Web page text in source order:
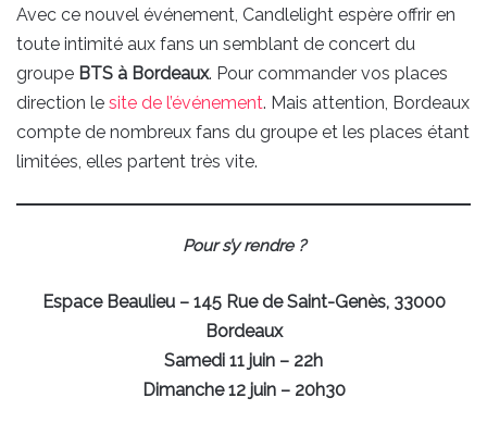
Avec ce nouvel événement, Candlelight espère offrir en
toute intimité aux fans un semblant de concert du
groupe BTS à Bordeaux. Pour commander vos places
direction le site de l’événement. Mais attention, Bordeaux
compte de nombreux fans du groupe et les places étant
limitées, elles partent très vite.
Pour s’y rendre ?
Espace Beaulieu – 145 Rue de Saint-Genès, 33000
Bordeaux
Samedi 11 juin – 22h
Dimanche 12 juin – 20h30